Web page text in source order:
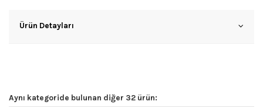
Ürün Detayları
Aynı kategoride bulunan diğer 32 ürün: